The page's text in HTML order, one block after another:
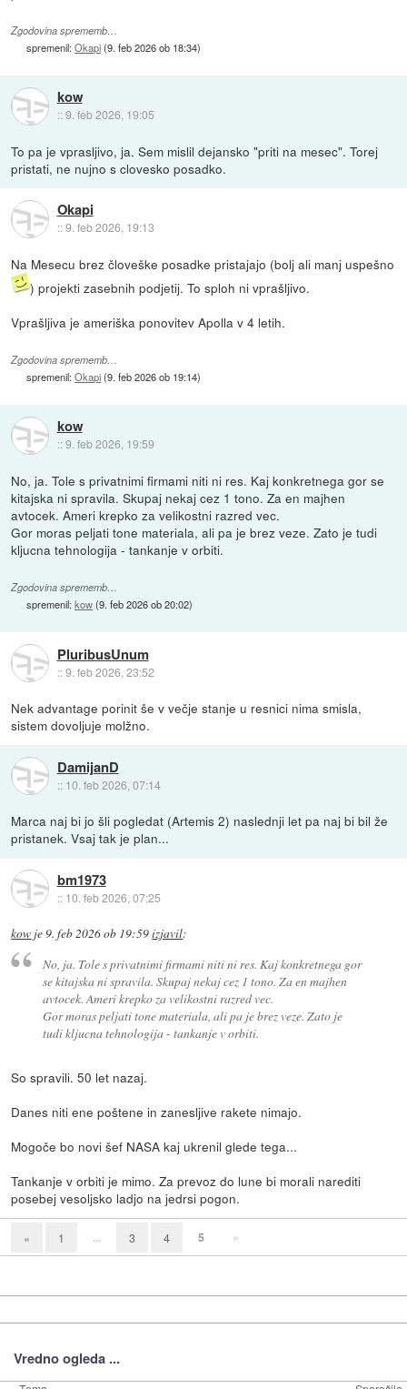
Zgodovina sprememb…
spremenil:Okapi(9. feb 2026 ob 18:34)
kow
::9. feb 2026, 19:05
To pa je vprasljivo, ja. Sem mislil dejansko "priti na mesec". Torej
pristati, ne nujno s clovesko posadko.
Okapi
::9. feb 2026, 19:13
Na Mesecu brez človeške posadke pristajajo (bolj ali manj uspešno
) projekti zasebnih podjetij. To sploh ni vprašljivo.
Vprašljiva je ameriška ponovitev Apolla v 4 letih.
Zgodovina sprememb…
spremenil:Okapi(9. feb 2026 ob 19:14)
kow
::9. feb 2026, 19:59
No, ja. Tole s privatnimi firmami niti ni res. Kaj konkretnega gor se
kitajska ni spravila. Skupaj nekaj cez 1 tono. Za en majhen
avtocek. Ameri krepko za velikostni razred vec.
Gor moras peljati tone materiala, ali pa je brez veze. Zato je tudi
kljucna tehnologija - tankanje v orbiti.
Zgodovina sprememb…
spremenil:kow(9. feb 2026 ob 20:02)
PluribusUnum
::9. feb 2026, 23:52
Nek advantage porinit še v večje stanje u resnici nima smisla,
sistem dovoljuje molžno.
DamijanD
:: 10. feb 2026, 07:14
Marca naj bi jo šli pogledat (Artemis 2) naslednji let pa naj bi bil že
pristanek. Vsaj tak je plan...
bm1973
:: 10. feb 2026, 07:25
kow je9. feb 2026 ob 19:59izjavil:
No, ja. Tole s privatnimi firmami niti ni res. Kaj konkretnega gor
se kitajska ni spravila. Skupaj nekaj cez 1 tono. Za en majhen
avtocek. Ameri krepko za velikostni razred vec.
Gor moras peljati tone materiala, ali pa je brez veze. Zato je
tudi kljucna tehnologija - tankanje v orbiti.
So spravili. 50 let nazaj.
Danes niti ene poštene in zanesljive rakete nimajo.
Mogoče bo novi šef NASA kaj ukrenil glede tega...
Tankanje v orbiti je mimo. Za prevoz do lune bi morali narediti
posebej vesoljsko ladjo na jedrsi pogon.
« 1 ... 3 4 5 »
Vredno ogleda ...